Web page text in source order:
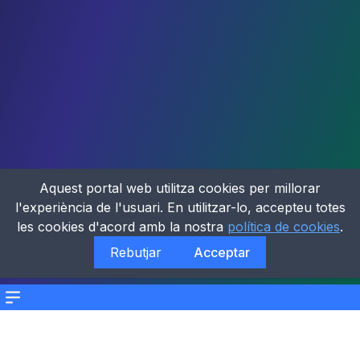
Menu
Aquest portal web utilitza cookies per millorar
l'experiència de l'usuari. En utilitzar-lo, accepteu totes
les cookies d'acord amb la nostra política de cookies.
Rebutjar
Acceptar